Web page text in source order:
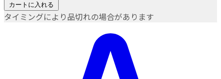
カートに入れる
タイミングにより品切れの場合があります